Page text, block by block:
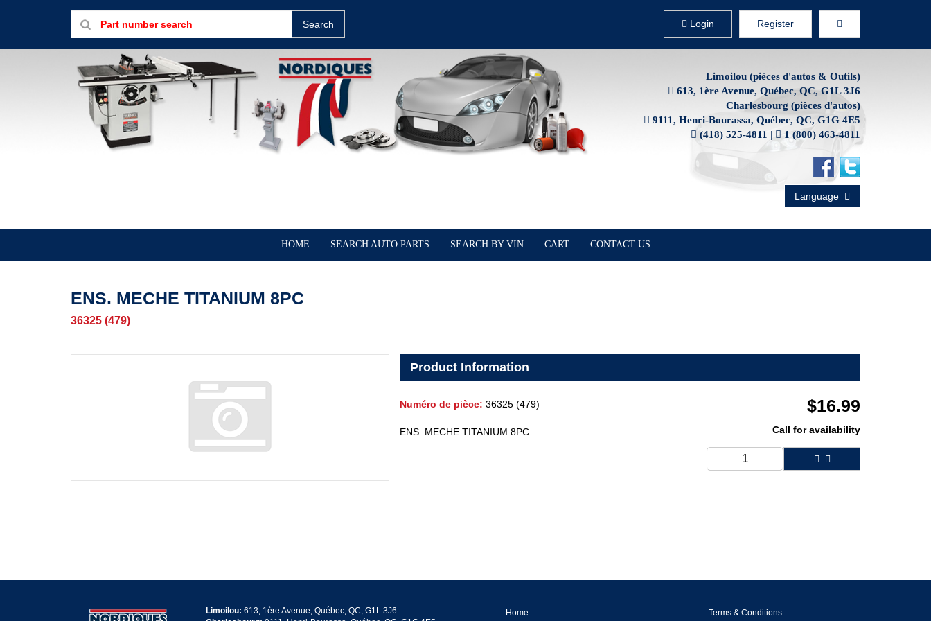
Search Login Register
Limoilou (pièces d'autos & Outils)
613, 1ère Avenue, Québec, QC, G1L 3J6
Charlesbourg (pièces d'autos)
9111, Henri-Bourassa, Québec, QC, G1G 4E5
(418) 525-4811 | 1 (800) 463-4811
Language
HOME SEARCH AUTO PARTS SEARCH BY VIN CART CONTACT US
ENS. MECHE TITANIUM 8PC
36325 (479)
Product Information
Numéro de pièce: 36325 (479)
ENS. MECHE TITANIUM 8PC
$16.99
Call for availability
Limoilou: 613, 1ère Avenue, Québec, QC, G1L 3J6
Home Terms & Conditions